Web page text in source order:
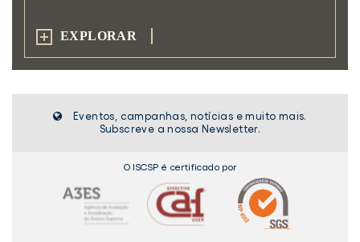
EXPLORAR
Eventos, campanhas, notícias e muito mais.
Subscreve a nossa Newsletter.
O ISCSP é certificado por